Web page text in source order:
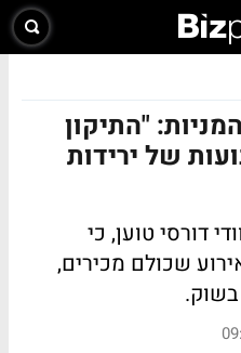
"התיקון
4-6 שבועות של ירידות
דורסי טוען, כי
שכולם מכירים,